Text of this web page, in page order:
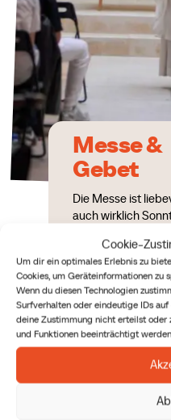
Cookie-
Um dir ein optimales Erlebnis zu
Cookies, um Geräteinformationen zu
Wenn du diesen Technologien
Surfverhalten oder eindeutige IDs
deine Zustimmung nicht erteilst oder
und Funktionen beeinträchtigt
Messe &
Gebet
Die Messe ist
auch wirklich
älteren Kinder ein
während die
parallel in
die Botschaft des
kinderfreundlich
Kids Team erklärt
Messe gibt es
(gesungenes